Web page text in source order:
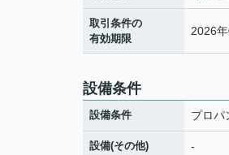
取引条件の
有効期限
2026
設備条件
設備条件 プロパ
設備(その他) -